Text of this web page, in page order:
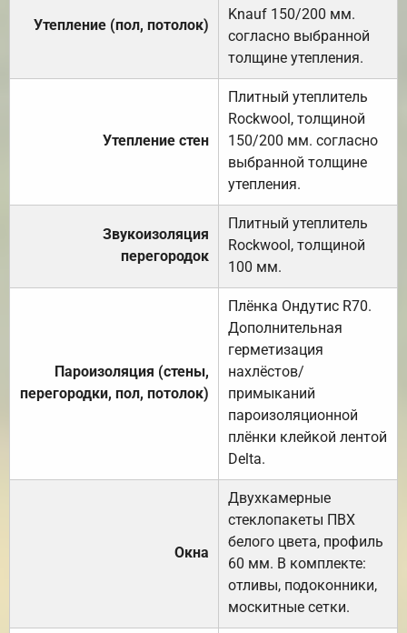
Утепление (пол, потолок)
Knauf 150/200 мм.
согласно выбранной
толщине утепления.
Утепление стен
Плитный утеплитель
Rockwool, толщиной
150/200 мм. согласно
выбранной толщине
утепления.
Звукоизоляция
перегородок
Плитный утеплитель
Rockwool, толщиной
100 мм.
Пароизоляция (стены,
перегородки, пол, потолок)
Плёнка Ондутис R70.
Дополнительная
герметизация
нахлёстов/
примыканий
пароизоляционной
плёнки клейкой лентой
Delta.
Окна
Двухкамерные
стеклопакеты ПВХ
белого цвета, профиль
60 мм. В комплекте:
отливы, подоконники,
москитные сетки.